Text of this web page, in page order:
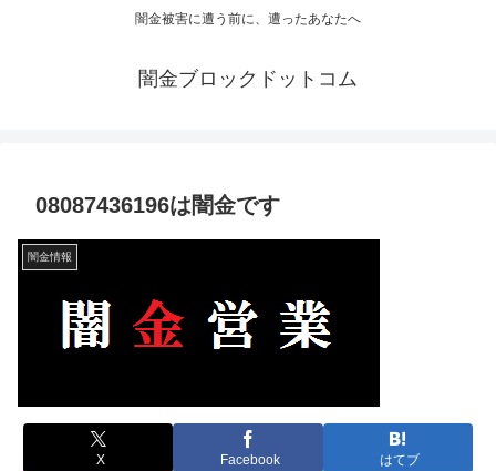
闇金被害に遭う前に、遭ったあなたへ
闇金ブロックドットコム
08087436196は闇金です
闇金情報
X Facebook はてブ